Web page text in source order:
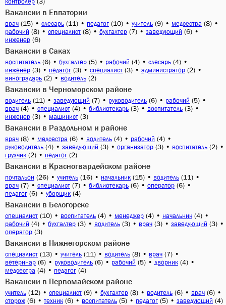
Вакансии в Евпатории
врач (15) • слесарь (11) • педагог (10) • учитель (9) • медсестра (8) •
рабочий (8) • специалист (8) • бухгалтер (7) • заведующий (6) •
инженер (6)
Вакансии в Саках
воспитатель (6) • бухгалтер (5) • рабочий (4) • слесарь (4) •
инженер (3) • педагог (3) • специалист (3) • администратор (2) •
виноградарь (2) • водитель (2)
Вакансии в Черноморском районе
водитель (11) • заведующий (7) • руководитель (6) • рабочий (5) •
врач (4) • специалист (4) • библиотекарь (3) • воспитатель (3) •
инженер (3) • машинист (3)
Вакансии в Раздольном и районе
врач (8) • медсестра (6) • водитель (4) • рабочий (4) •
руководитель (4) • заведующий (3) • организатор (3) • воспитатель (2) •
грузчик (2) • педагог (2)
Вакансии в Красногвардейском районе
почтальон (26) • учитель (16) • начальник (15) • водитель (11) •
врач (7) • специалист (7) • библиотекарь (6) • оператор (6) •
педагог (6) • уборщик (4)
Вакансии в Белогорске
специалист (10) • воспитатель (4) • менеджер (4) • начальник (4) •
рабочий (4) • бухгалтер (3) • водитель (3) • врач (3) • заведующий (3) •
оператор (3)
Вакансии в Нижнегорском районе
специалист (13) • учитель (11) • водитель (8) • врач (7) •
ветеринар (6) • руководитель (6) • рабочий (5) • дворник (4) •
медсестра (4) • педагог (4)
Вакансии в Первомайском районе
учитель (12) • специалист (9) • бухгалтер (8) • водитель (6) • врач (6) •
сторож (6) • техник (6) • воспитатель (5) • педагог (5) • заведующий (4)